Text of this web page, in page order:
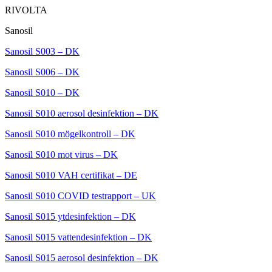
RIVOLTA
Sanosil
Sanosil S003 – DK
Sanosil S006 – DK
Sanosil S010 – DK
Sanosil S010 aerosol desinfektion – DK
Sanosil S010 mögelkontroll – DK
Sanosil S010 mot virus – DK
Sanosil S010 VAH certifikat – DE
Sanosil S010 COVID testrapport – UK
Sanosil S015 ytdesinfektion – DK
Sanosil S015 vattendesinfektion – DK
Sanosil S015 aerosol desinfektion – DK